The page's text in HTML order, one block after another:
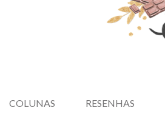
COLUNAS RESENHAS